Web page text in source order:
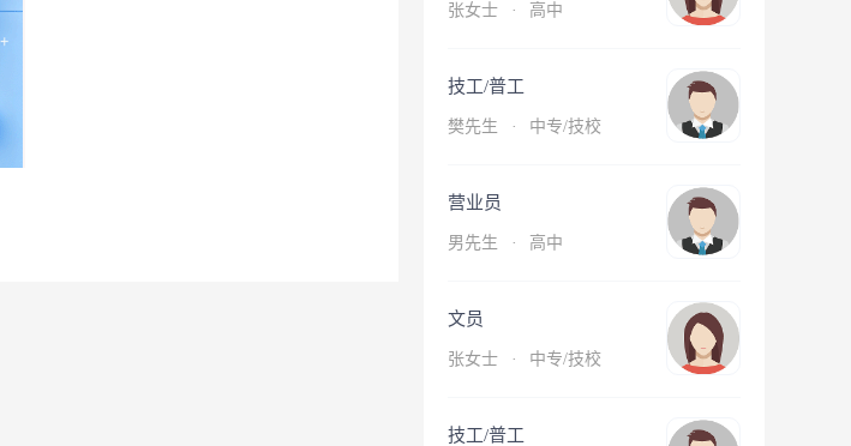
张女士 · 高中
技工/普工
樊先生 · 中专/技校
营业员
男先生 · 高中
文员
张女士 · 中专/技校
技工/普工